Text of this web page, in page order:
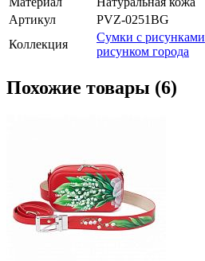
Артикул
PVZ-0251BG
Коллекция
Сумки с рисунками
рисунком города
Похожие товары (6)